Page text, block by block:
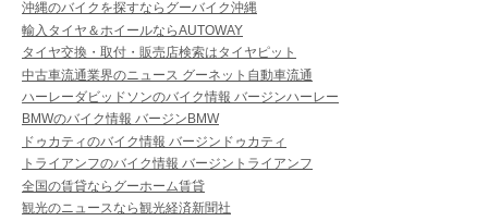
沖縄のバイクを探すならグーバイク沖縄
輸入タイヤ＆ホイールならAUTOWAY
タイヤ交換・取付・販売店検索はタイヤピット
中古車流通業界のニュース グーネット自動車流通
ハーレーダビッドソンのバイク情報 バージンハーレー
BMWのバイク情報 バージンBMW
ドゥカティのバイク情報 バージンドゥカティ
トライアンフのバイク情報 バージントライアンフ
全国の賃貸ならグーホーム賃貸
観光のニュースなら観光経済新聞社